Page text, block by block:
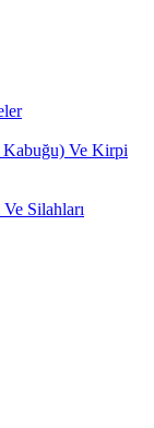
Kabuğu) Ve Kirpi
Silahları